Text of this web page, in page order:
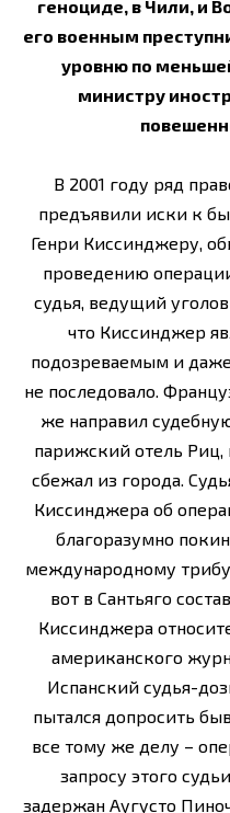
геноциде, в Чили, и
его военным
уровню по
министру
В 2001 году ряд
предъявили иски к
Генри Киссинджеру,
проведению
судья, ведущий
что Киссинджер
подозреваемым и
не последовало.
же направил
парижский отель Риц,
сбежал из города.
Киссинджера об
благоразумно
международному
вот в Сантьяго
Киссинджера
американского
Испанский судья-
пытался допросить
все тому же делу –
запросу этого
задержан Аугусто